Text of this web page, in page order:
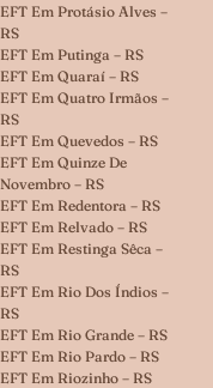
EFT Em Protásio Alves –
RS
EFT Em Putinga – RS
EFT Em Quaraí – RS
EFT Em Quatro Irmãos –
RS
EFT Em Quevedos – RS
EFT Em Quinze De
Novembro – RS
EFT Em Redentora – RS
EFT Em Relvado – RS
EFT Em Restinga Sêca –
RS
EFT Em Rio Dos Índios –
RS
EFT Em Rio Grande – RS
EFT Em Rio Pardo – RS
EFT Em Riozinho – RS